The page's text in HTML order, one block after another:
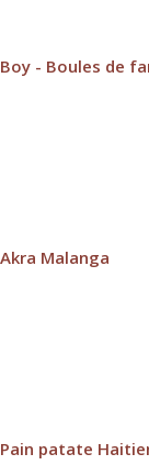
Boy - Boules de
Akra Malanga
Pain patate